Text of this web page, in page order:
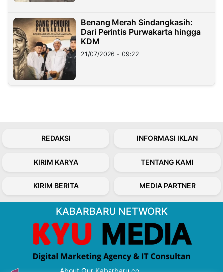
Benang Merah Sindangkasih:
Dari Perintis Purwakarta hingga
KDM
21/07/2026 - 09:22
REDAKSI INFORMASI IKLAN
KIRIM KARYA TENTANG KAMI
KIRIM BERITA MEDIA PARTNER
KABARBARU NETWORK